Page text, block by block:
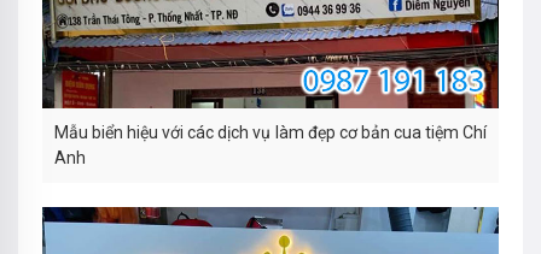
Mẫu biển hiệu với các dịch vụ làm đẹp cơ bản cua tiệm Chí
Anh